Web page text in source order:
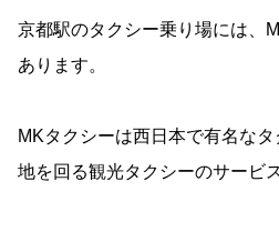
京都駅のタクシー乗り場には、
あります。
MKタクシーは西日本で有名な
地を回る観光タクシーのサービ